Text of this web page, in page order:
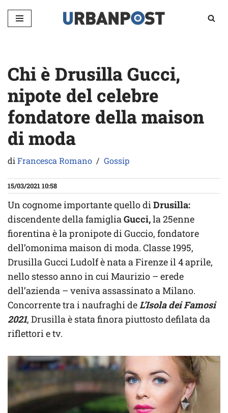
Vai
Chi è Drusilla Gucci,
nipote del celebre
fondatore della maison
di moda
diFrancesca Romano Gossip
15/03/2021 10:58
Un cognome importante quello diDrusilla:
discendente della famigliaGucci,la 25enne
fiorentina è la pronipote di Guccio, fondatore
dell’omonima maison di moda. Classe 1995,
Drusilla Gucci Ludolf è nata a Firenze il 4 aprile,
nello stesso anno in cui Maurizio – erede
dell’azienda – veniva assassinato a Milano.
Concorrente tra i naufraghi deL’Isola dei Famosi
2021, Drusilla è stata finora piuttosto defilata da
riflettori e tv.